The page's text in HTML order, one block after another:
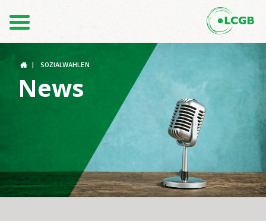
FR
Gewerkschaftsstrukturen
Unterstützung im Arbeitsalltag
SOZIALWAHLEN
News